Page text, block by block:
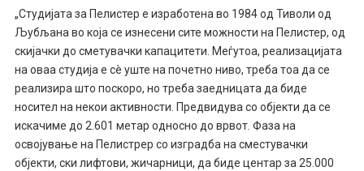
„Студијата за Пелистер е изработена во 1984 од Тиволи од
Љубљана во која се изнесени сите можности на Пелистер, од
скијачки до сметувачки капацитети. Меѓутоа, реализацијата
на оваа студија е сè уште на почетно ниво, треба тоа да се
реализира што поскоро, но треба заедницата да биде
носител на некои активности. Предвидува со објекти да се
искачиме до 2.601 метар односно до врвот. Фаза на
освојување на Пелистрер со изградба на сместувачки
објекти, ски лифтови, жичарници, да биде центар за 25.000